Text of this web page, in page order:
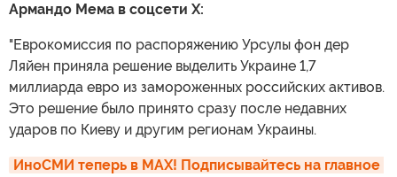
Армандо Мема в соцсети X:
"Еврокомиссия по распоряжению Урсулы фон дер
Ляйен приняла решение выделить Украине 1,7
миллиарда евро из замороженных российских активов.
Это решение было принято сразу после недавних
ударов по Киеву и другим регионам Украины.
ИноСМИ теперь в MAX! Подписывайтесь на главное